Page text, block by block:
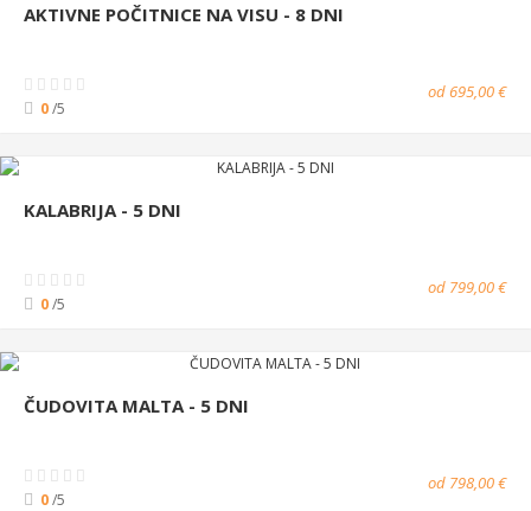
AKTIVNE POČITNICE NA VISU - 8 DNI
0/5
od 695,00 €
KALABRIJA - 5 DNI
0/5
od 799,00 €
ČUDOVITA MALTA - 5 DNI
0/5
od 798,00 €